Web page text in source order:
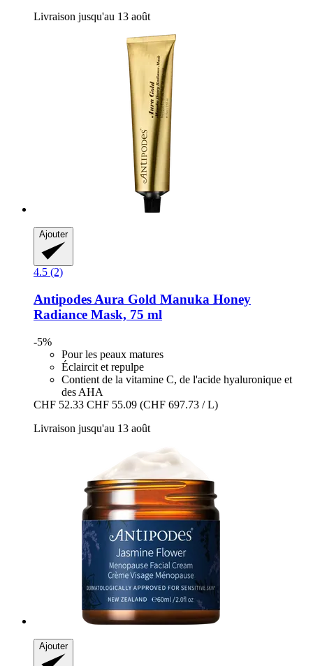
Livraison jusqu'au 13 août
Ajouter
4.5 (2)
Antipodes Aura Gold Manuka Honey
Radiance Mask, 75 ml
-5%
Pour les peaux matures
Éclaircit et repulpe
Contient de la vitamine C, de l'acide hyaluronique et
des AHA
CHF 52.33 CHF 55.09 (CHF 697.73 / L)
Livraison jusqu'au 13 août
Ajouter